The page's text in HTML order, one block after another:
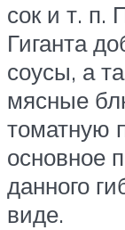
сок и т. п.
Гиганта
соусы, а
мясные
томатную
основное
данного
виде.